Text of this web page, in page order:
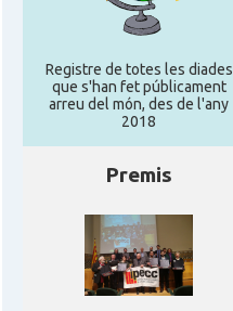
Registre de totes les diades
que s'han fet públicament
arreu del món, des de l'any
2018
Premis